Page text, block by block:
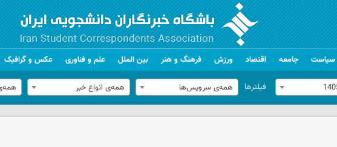
سیاست جامعه اقتصاد ورزش فرهنگ و هنر بین الملل علم و فناوری عکس و گرافیک
فیلترها همه‌ی سرویس‌ها همه‌ی انواع خبر